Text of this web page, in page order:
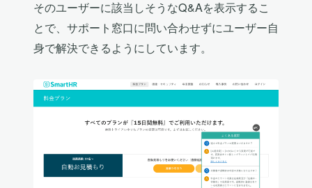
そのユーザーに該当しそうなQ&Aを表示するこ
とで、サポート窓口に問い合わせずにユーザー自
身で解決できるようにしています。